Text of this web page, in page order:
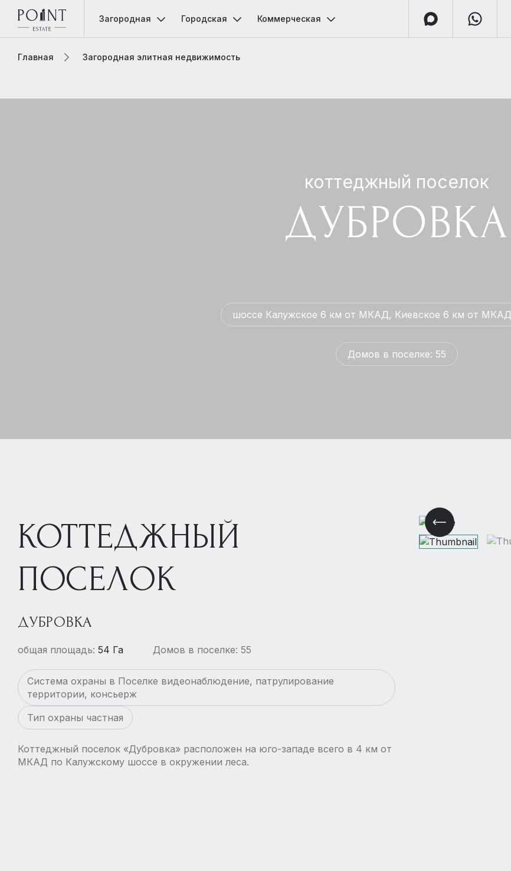
Загородная Городская Коммерческая
Главная Загородная элитная недвижимость
коттеджный поселок
ДУБРОВКА
шоссе Калужское 6 км от МКАД, Киевское 6 км от МКАД
Домов в поселке: 55
КОТТЕДЖНЫЙ
ПОСЕЛОК
ДУБРОВКА
общая площадь: 54 Га Домов в поселке: 55
Система охраны в Поселке видеонаблюдение, патрулирование
территории, консьерж
Тип охраны частная
Коттеджный поселок «Дубровка» расположен на юго-западе всего в 4 км от
МКАД по Калужскому шоссе в окружении леса.